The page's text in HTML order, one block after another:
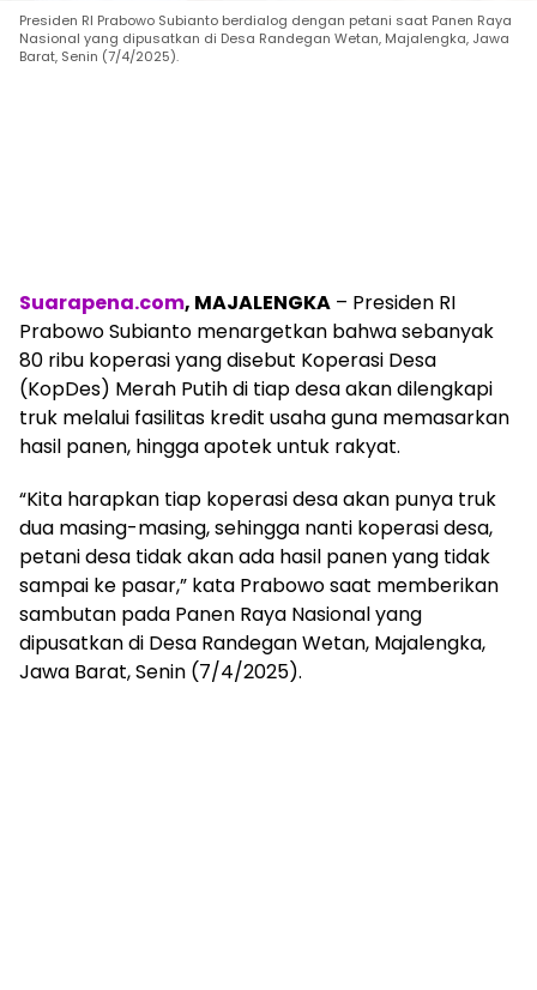
Presiden RI Prabowo Subianto berdialog dengan petani saat Panen Raya
Nasional yang dipusatkan di Desa Randegan Wetan, Majalengka, Jawa
Barat, Senin (7/4/2025).
Suarapena.com, MAJALENGKA – Presiden RI
Prabowo Subianto menargetkan bahwa sebanyak
80 ribu koperasi yang disebut Koperasi Desa
(KopDes) Merah Putih di tiap desa akan dilengkapi
truk melalui fasilitas kredit usaha guna memasarkan
hasil panen, hingga apotek untuk rakyat.
“Kita harapkan tiap koperasi desa akan punya truk
dua masing-masing, sehingga nanti koperasi desa,
petani desa tidak akan ada hasil panen yang tidak
sampai ke pasar,” kata Prabowo saat memberikan
sambutan pada Panen Raya Nasional yang
dipusatkan di Desa Randegan Wetan, Majalengka,
Jawa Barat, Senin (7/4/2025).